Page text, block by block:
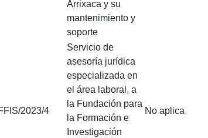
Arrixaca y su
mantenimiento y
soporte
2023/4
Servicio de
asesoría jurídica
especializada en
el área laboral, a
la Fundación para
la Formación e
Investigación
No aplica